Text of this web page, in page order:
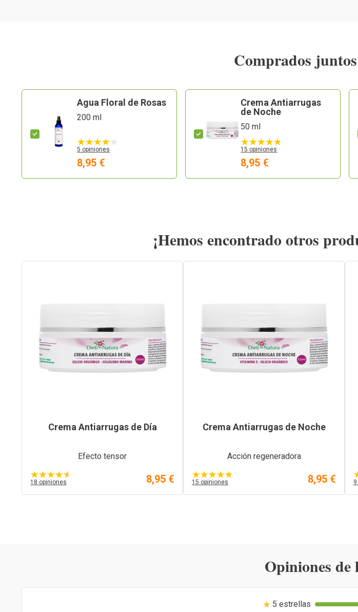
Comprados
Agua Floral de Rosas
200 ml
5 opiniones
8,95 €
Crema Antiarrugas
de Noche
50 ml
15 opiniones
8,95 €
¡Hemos encontrado otros
Crema Antiarrugas de Día
Efecto tensor
18 opiniones 8,95 €
Crema Antiarrugas de Noche
Acción regeneradora
15 opiniones 8,95 €
Opiniones de
5 estrellas